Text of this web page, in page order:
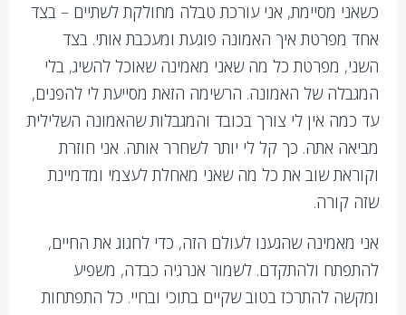
כשאני מסיימת, אני עורכת טבלה מחולקת לשתיים – בצד
אחד מפרטת איך האמונה פוגעת ומעכבת אותי. בצד
השני, מפרטת כל מה שאני מאמינה שאוכל להשיג, בלי
המגבלה של האמונה. הרשימה הזאת מסייעת לי להפנים,
עד כמה אין לי צורך בכובד והמגבלות שהאמונה השלילית
מביאה אתה. כך קל לי יותר לשחרר אותה. אני חוזרת
וקוראת שוב את כל מה שאני מאחלת לעצמי ומדמיינת
שזה קורה.
אני מאמינה שהגענו לעולם הזה, כדי לחגוג את החיים,
להתפתח ולהתקדם. לשמור אנרגיה כבדה, משפיע
ומקשה להתרכז בטוב שקיים בתוכי ובחיי. כל התפתחות